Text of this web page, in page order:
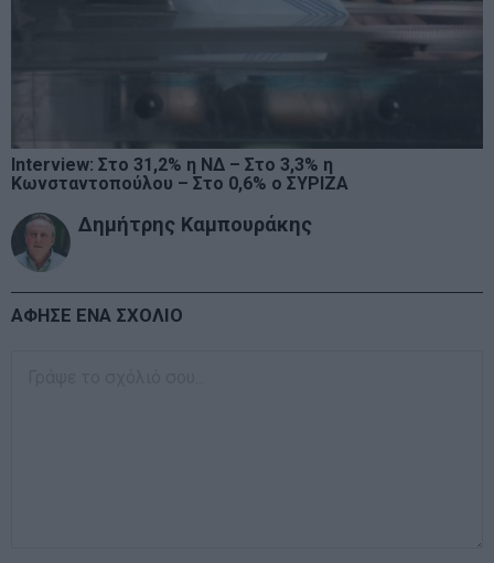
Interview: Στο 31,2% η ΝΔ – Στο 3,3% η
Κωνσταντοπούλου – Στο 0,6% ο ΣΥΡΙΖΑ
Δημήτρης Καμπουράκης
ΑΦΗΣΕ ΕΝΑ ΣΧΟΛΙΟ